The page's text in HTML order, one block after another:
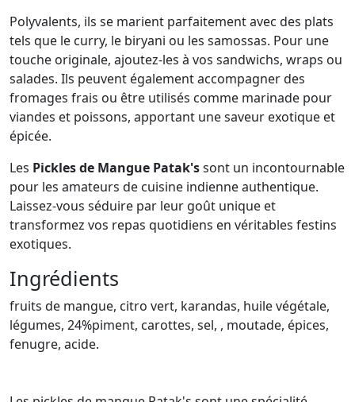
Polyvalents, ils se marient parfaitement avec des plats
tels que le curry, le biryani ou les samossas. Pour une
touche originale, ajoutez-les à vos sandwichs, wraps ou
salades. Ils peuvent également accompagner des
fromages frais ou être utilisés comme marinade pour
viandes et poissons, apportant une saveur exotique et
épicée.
Les Pickles de Mangue Patak'ssont un incontournable
pour les amateurs de cuisine indienne authentique.
Laissez-vous séduire par leur goût unique et
transformez vos repas quotidiens en véritables festins
exotiques.
Ingrédients
fruits de mangue, citro vert, karandas, huile végétale,
légumes, 24%piment, carottes, sel, , moutade, épices,
fenugre, acide.